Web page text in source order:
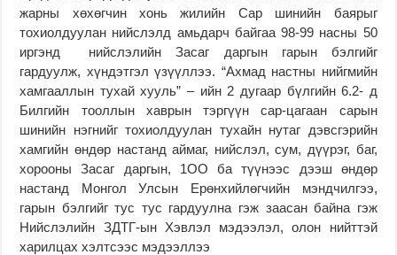
жарны хөхөгчин хонь жилийн Сар шинийн баярыг
тохиолдуулан нийслэлд амьдарч байгаа 98-99 насны 50
иргэнд нийслэлийн Засаг даргын гарын бэлгийг
гардуулж, хүндэтгэл үзүүллээ. “Ахмад настны нийгмийн
хамгааллын тухай хууль” – ийн 2 дугаар бүлгийн 6.2- д
Билгийн тооллын хаврын тэргүүн сар-цагаан сарын
шинийн нэгнийг тохиолдуулан тухайн нутаг дэвсгэрийн
хамгийн өндөр настанд аймаг, нийслэл, сум, дүүрэг, баг,
хорооны Засаг даргын, 1ОО ба түүнээс дээш өндөр
настанд Монгол Улсын Ерөнхийлөгчийн мэндчилгээ,
гарын бэлгийг тус тус гардуулна гэж заасан байна гэж
Нийслэлийн ЗДТГ-ын Хэвлэл мэдээлэл, олон нийттэй
харилцах хэлтсээс мэдээллээ